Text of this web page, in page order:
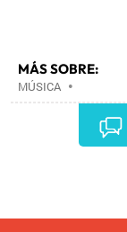
MÁS SOBRE:
MÚSICA •